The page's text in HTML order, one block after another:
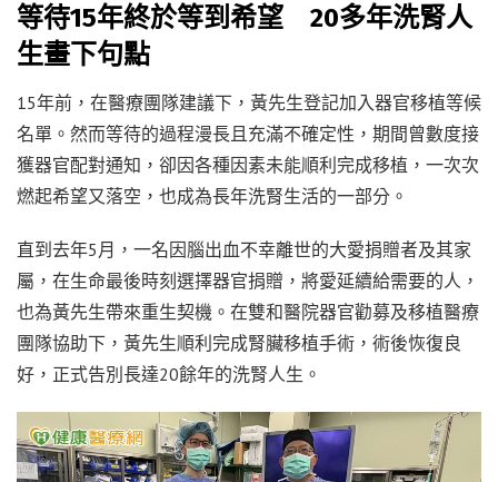
等待15年終於等到希望 20多年洗腎人
生畫下句點
15年前，在醫療團隊建議下，黃先生登記加入器官移植等候
名單。然而等待的過程漫長且充滿不確定性，期間曾數度接
獲器官配對通知，卻因各種因素未能順利完成移植，一次次
燃起希望又落空，也成為長年洗腎生活的一部分。
直到去年5月，一名因腦出血不幸離世的大愛捐贈者及其家
屬，在生命最後時刻選擇器官捐贈，將愛延續給需要的人，
也為黃先生帶來重生契機。在雙和醫院器官勸募及移植醫療
團隊協助下，黃先生順利完成腎臟移植手術，術後恢復良
好，正式告別長達20餘年的洗腎人生。